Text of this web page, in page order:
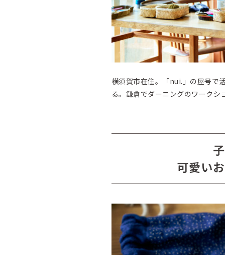
横須賀市在住。「nui.」の屋号で
る。鎌倉でダーニングのワーク
可愛い